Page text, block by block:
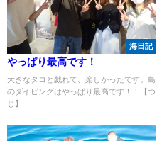
海日記
やっぱり最高です！
大きなタコと戯れて、楽しかったです。島
のダイビングはやっぱり最高です！！【つ
じ】...